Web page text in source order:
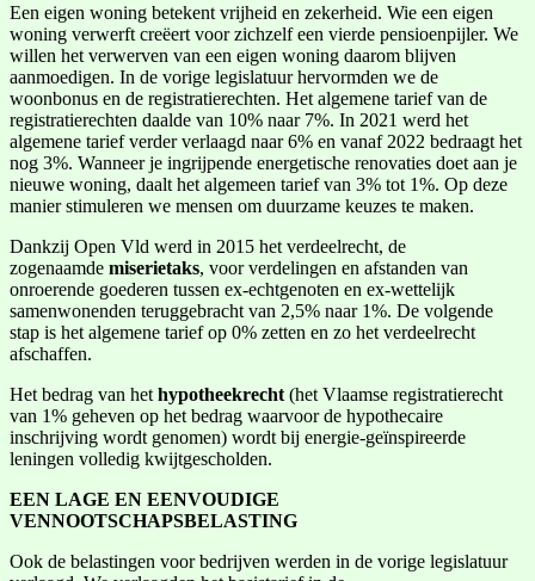
Een eigen woning betekent vrijheid en zekerheid. Wie een eigen
woning verwerft creëert voor zichzelf een vierde pensioenpijler. We
willen het verwerven van een eigen woning daarom blijven
aanmoedigen. In de vorige legislatuur hervormden we de
woonbonus en de registratierechten. Het algemene tarief van de
registratierechten daalde van 10% naar 7%. In 2021 werd het
algemene tarief verder verlaagd naar 6% en vanaf 2022 bedraagt het
nog 3%. Wanneer je ingrijpende energetische renovaties doet aan je
nieuwe woning, daalt het algemeen tarief van 3% tot 1%. Op deze
manier stimuleren we mensen om duurzame keuzes te maken.
Dankzij Open Vld werd in 2015 het verdeelrecht, de
zogenaamde miserietaks, voor verdelingen en afstanden van
onroerende goederen tussen ex-echtgenoten en ex-wettelijk
samenwonenden teruggebracht van 2,5% naar 1%. De volgende
stap is het algemene tarief op 0% zetten en zo het verdeelrecht
afschaffen.
Het bedrag van het hypotheekrecht (het Vlaamse registratierecht
van 1% geheven op het bedrag waarvoor de hypothecaire
inschrijving wordt genomen) wordt bij energie-geïnspireerde
leningen volledig kwijtgescholden.
EEN LAGE EN EENVOUDIGE
VENNOOTSCHAPSBELASTING
Ook de belastingen voor bedrijven werden in de vorige legislatuur